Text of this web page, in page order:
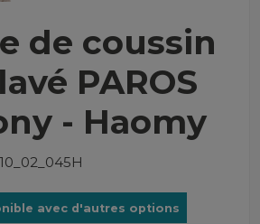
de coussin
PAROS
- Haomy
avec d'autres options